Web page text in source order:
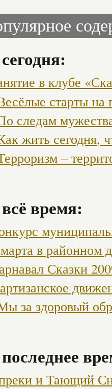
в клубе
старты на
следам
жить сегодня,
–
время:
в районном
Сказки
за здоровый
и Тающий